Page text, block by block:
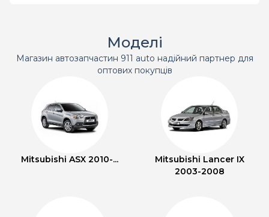
Моделі
Магазин автозапчастин 911 auto надійний партнер для
оптових покупців
Mitsubishi ASX 2010-...
Mitsubishi Lancer IX
2003-2008